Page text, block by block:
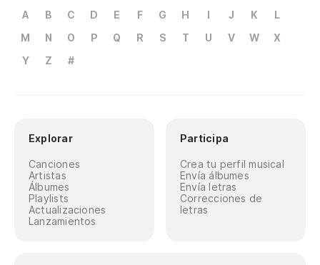
A B C D E F G H I J K
L
M
N O P Q R S T U V W
X
Y
Z #
Explorar
Canciones
Artistas
Álbumes
Playlists
Actualizaciones
Lanzamientos
Participa
Crea tu perfil musical
Envía álbumes
Envía letras
Correcciones de
letras